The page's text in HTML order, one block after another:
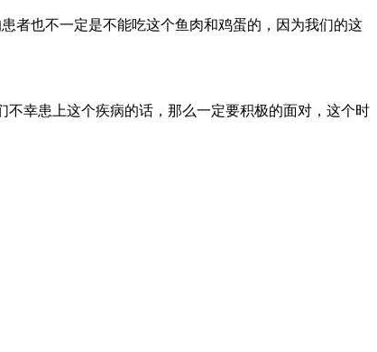
者也不一定是不能吃这个鱼肉和鸡蛋的，因为我们的这
幸患上这个疾病的话，那么一定要积极的面对，这个时